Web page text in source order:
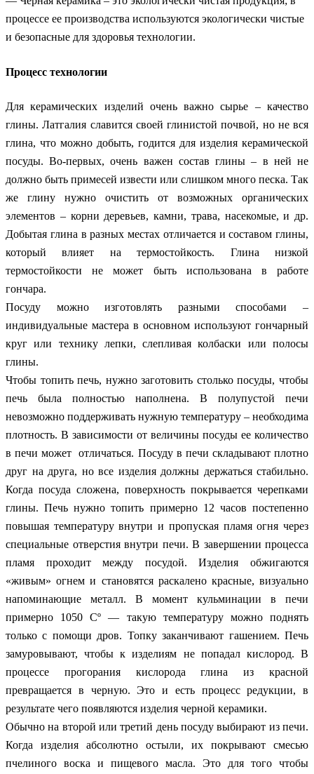
процессе ее производства используются экологически чистые
и безопасные для здоровья технологии.
Процесс технологии
Для керамических изделий очень важно сырье – качество
глины. Латгалия славится своей глинистой почвой, но не вся
глина, что можно добыть, годится для изделия керамической
посуды. Во-первых, очень важен состав глины – в ней не
должно быть примесей извести или слишком много песка. Так
же глину нужно очистить от возможных органических
элементов – корни деревьев, камни, трава, насекомые, и др.
Добытая глина в разных местах отличается и составом глины,
который влияет на термостойкость. Глина низкой
термостойкости не может быть использована в работе
гончара.
Посуду можно изготовлять разными способами –
индивидуальные мастера в основном используют гончарный
круг или технику лепки, слепливая колбаски или полосы
глины.
Чтобы топить печь, нужно заготовить столько посуды, чтобы
печь была полностью наполнена. В полупустой печи
невозможно поддерживать нужную температуру – необходима
плотность. В зависимости от величины посуды ее количество
в печи может отличаться. Посуду в печи складывают плотно
друг на друга, но все изделия должны держаться стабильно.
Когда посуда сложена, поверхность покрывается черепками
глины. Печь нужно топить примерно 12 часов постепенно
повышая температуру внутри и пропуская пламя огня через
специальные отверстия внутри печи. В завершении процесса
пламя проходит между посудой. Изделия обжигаются
«живым» огнем и становятся раскалено красные, визуально
напоминающие металл. В момент кульминации в печи
примерно 1050 Cº — такую температуру можно поднять
только с помощи дров. Топку заканчивают гашением. Печь
замуровывают, чтобы к изделиям не попадал кислород. В
процессе прогорания кислорода глина из красной
превращается в черную. Это и есть процесс редукции, в
результате чего появляются изделия черной керамики.
Обычно на второй или третий день посуду выбирают из печи.
Когда изделия абсолютно остыли, их покрывают смесью
пчелиного воска и пищевого масла. Это для того чтобы